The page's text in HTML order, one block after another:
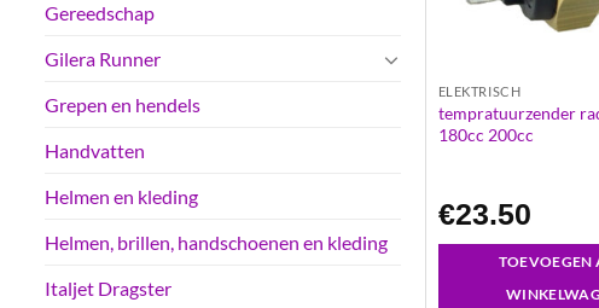
Gereedschap
Gilera Runner
Grepen en hendels
Handvatten
Helmen en kleding
Helmen, brillen, handschoenen en kleding
Italjet Dragster
ELEKTRISCH
tempratuurzender
180cc 200cc
€23.50
TOEVOEGEN